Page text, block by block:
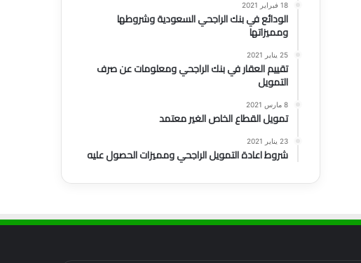
18 فبراير 2021
الودائع في بنك الراجحي السعودية وشروطها
ومميزاتها
25 يناير 2021
تقييم العقار في بنك الراجحي ومعلومات عن صرف
التمويل
8 مارس 2021
تمويل القطاع الخاص الغير معتمد
23 يناير 2021
شروط اعادة التمويل الراجحي ومميزات الحصول عليه